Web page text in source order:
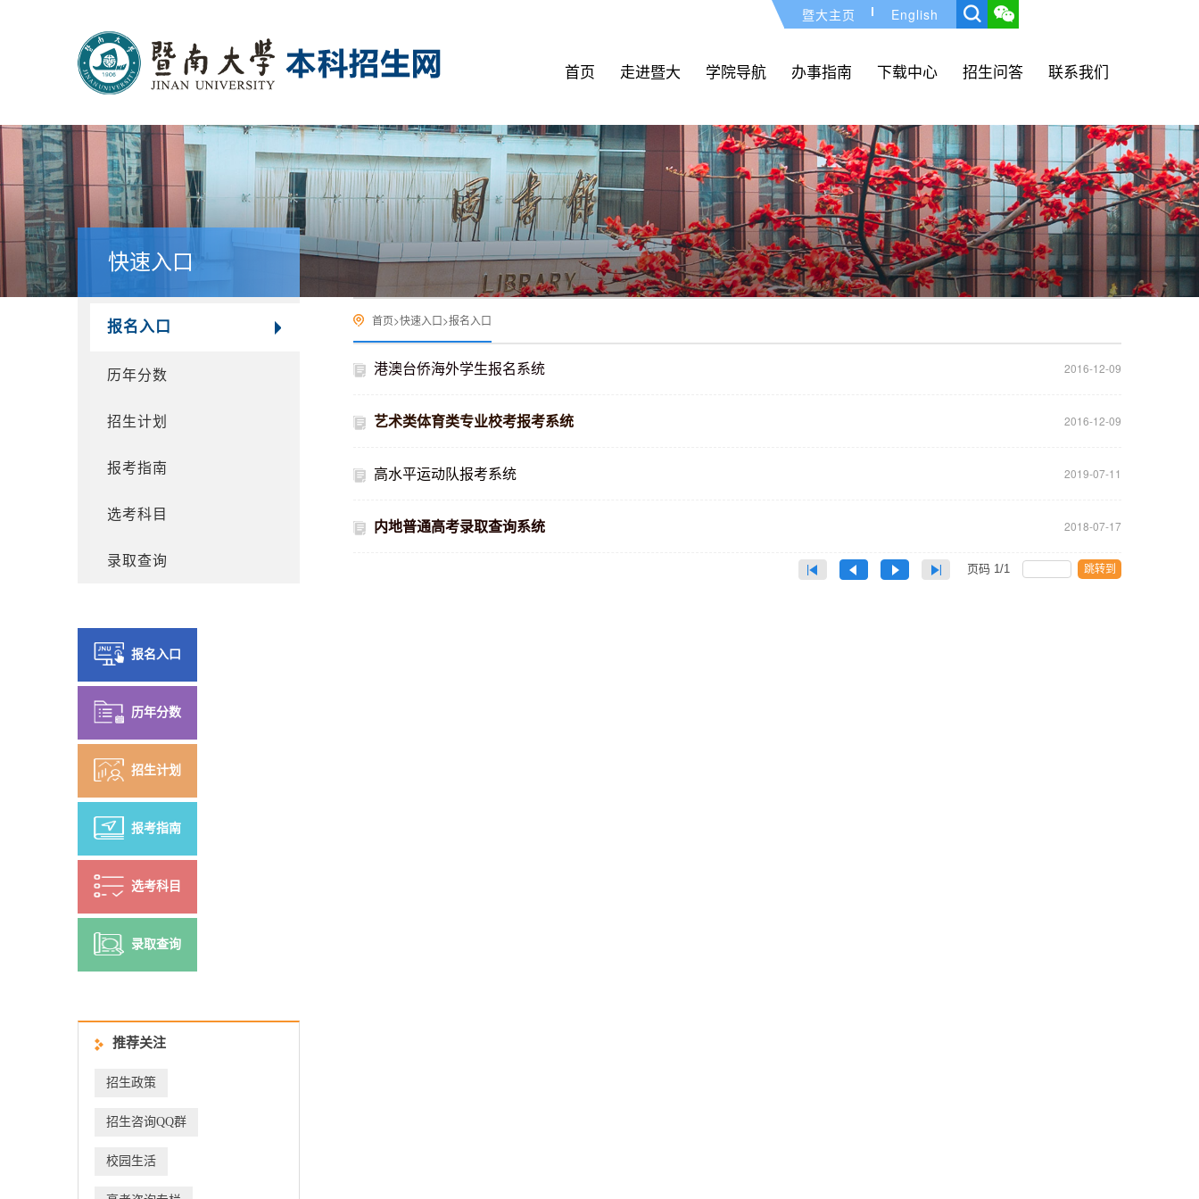
暨大主页 English
首页 走进暨大 学院导航 办事指南 下载中心 招生问答 联系我们
快速入口
报名入口
历年分数
招生计划
报考指南
选考科目
录取查询
报名入口
历年分数
招生计划
报考指南
选考科目
录取查询
推荐关注
招生政策
招生咨询QQ群
校园生活
首页>快速入口>报名入口
港澳台侨海外学生报名系统 2016-12-09
艺术类体育类专业校考报考系统 2016-12-09
高水平运动队报考系统 2019-07-11
内地普通高考录取查询系统 2018-07-17
页码 1/1 跳转到